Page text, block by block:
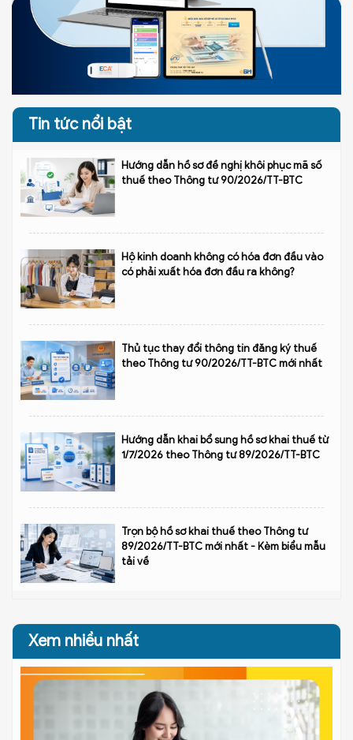
Tin tức nổi bật
Hướng dẫn hồ sơ đề nghị khôi phục mã số
thuế theo Thông tư 90/2026/TT-BTC
Hộ kinh doanh không có hóa đơn đầu vào
có phải xuất hóa đơn đầu ra không?
Thủ tục thay đổi thông tin đăng ký thuế
theo Thông tư 90/2026/TT-BTC mới nhất
Hướng dẫn khai bổ sung hồ sơ khai thuế từ
1/7/2026 theo Thông tư 89/2026/TT-BTC
Trọn bộ hồ sơ khai thuế theo Thông tư
89/2026/TT-BTC mới nhất - Kèm biểu mẫu
tải về
Xem nhiều nhất